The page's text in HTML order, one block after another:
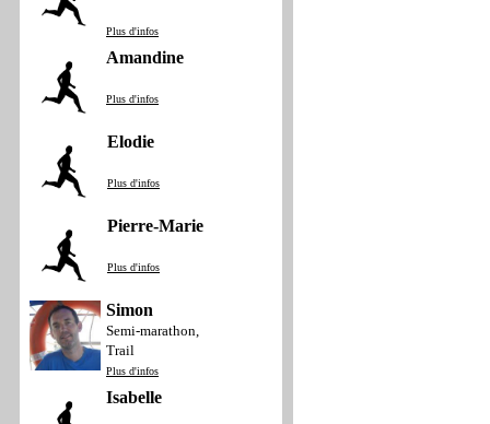
Plus d'infos
Amandine
Plus d'infos
Elodie
Plus d'infos
Pierre-Marie
Plus d'infos
Simon
Semi-marathon,
Trail
Plus d'infos
Isabelle